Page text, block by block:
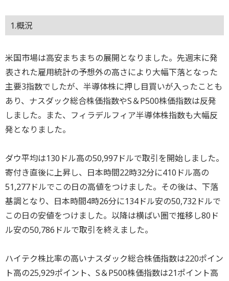
1.概況
米国市場は高安まちまちの展開となりました。先週末に発
表された雇用統計の予想外の高さにより大幅下落となった
主要3指数でしたが、半導体株に押し目買いが入ったことも
あり、ナスダック総合株価指数やS＆P500株価指数は反発
しました。また、フィラデルフィア半導体株指数も大幅反
発となりました。
ダウ平均は130ドル高の50,997ドルで取引を開始しました。
寄付き直後に上昇し、日本時間22時32分に410ドル高の
51,277ドルでこの日の高値をつけました。その後は、下落
基調となり、日本時間4時26分に134ドル安の50,732ドルで
この日の安値をつけました。以降は横ばい圏で推移し80ド
ル安の50,786ドルで取引を終えました。
ハイテク株比率の高いナスダック総合株価指数は220ポイン
ト高の25,929ポイント、S＆P500株価指数は21ポイント高